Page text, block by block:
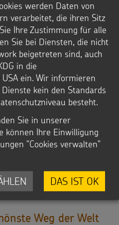
katholischen
Longerich, im Interview.
Weg der Welt
werden Daten von
verarbeitet, die ihren Sitz
Ihre Zustimmung für alle
Sie bei Diensten, die nicht
beigetreten sind, auch
in die
ein. Wir informieren
kein den Standards
besteht.
Sie in unserer
können Ihre Einwilligung
"Cookies verwalten"
DAS IST OK